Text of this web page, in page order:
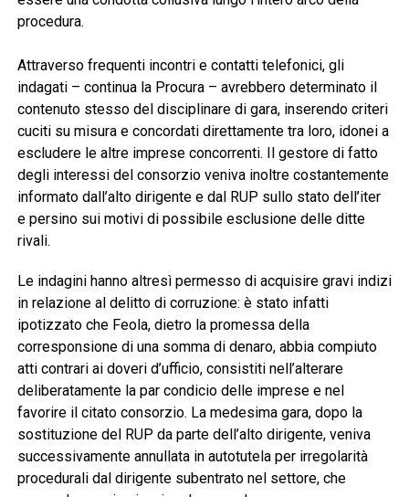
procedura.
Attraverso frequenti incontri e contatti telefonici, gli
indagati – continua la Procura – avrebbero determinato il
contenuto stesso del disciplinare di gara, inserendo criteri
cuciti su misura e concordati direttamente tra loro, idonei a
escludere le altre imprese concorrenti. Il gestore di fatto
degli interessi del consorzio veniva inoltre costantemente
informato dall’alto dirigente e dal RUP sullo stato dell’iter
e persino sui motivi di possibile esclusione delle ditte
rivali.
Le indagini hanno altresì permesso di acquisire gravi indizi
in relazione al delitto di corruzione: è stato infatti
ipotizzato che Feola, dietro la promessa della
corresponsione di una somma di denaro, abbia compiuto
atti contrari ai doveri d’ufficio, consistiti nell’alterare
deliberatamente la par condicio delle imprese e nel
favorire il citato consorzio. La medesima gara, dopo la
sostituzione del RUP da parte dell’alto dirigente, veniva
successivamente annullata in autotutela per irregolarità
procedurali dal dirigente subentrato nel settore, che